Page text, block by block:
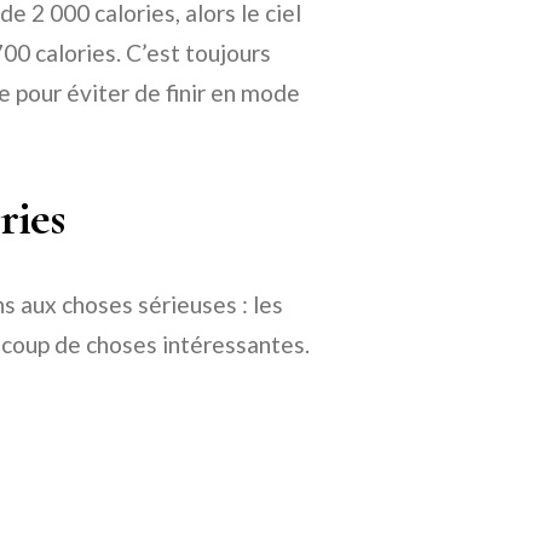
2 000 calories, alors le ciel
calories. C’est toujours
pour éviter de finir en mode
aux choses sérieuses : les
de choses intéressantes.